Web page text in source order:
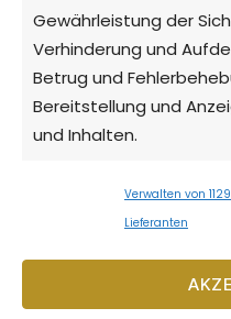
Gewährleistung der
Verhinderung und
Betrug und
Bereitstellung und
und Inhalten.
Verwalten von
Lieferanten
täglich
Music &
Öffnungszeiten